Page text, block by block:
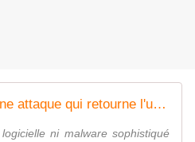
ClickFix : anatomie d'une attaque qui retourne l'utilisateur contre son propre système
ni malware sophistiqué